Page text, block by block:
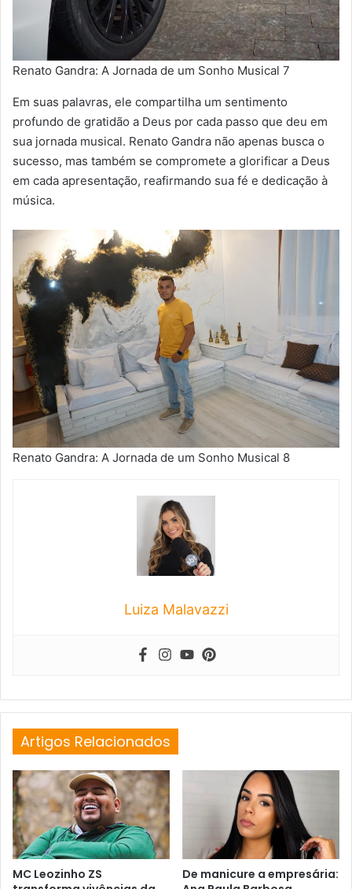
Renato Gandra: A Jornada de um Sonho Musical 7
Em suas palavras, ele compartilha um sentimento
profundo de gratidão a Deus por cada passo que deu em
sua jornada musical. Renato Gandra não apenas busca o
sucesso, mas também se compromete a glorificar a Deus
em cada apresentação, reafirmando sua fé e dedicação à
música.
Renato Gandra: A Jornada de um Sonho Musical 8
Luiza Malavazzi
Artigos Relacionados
MC Leozinho ZS
De manicure a empresária: